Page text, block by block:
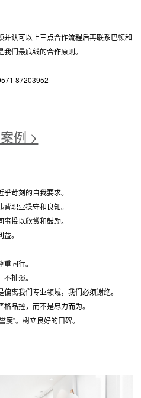
认可以上三点合作流程后再联系巴顿和
们最底线的合作原则。
87203952
例 >
苛刻的自我要求。
职业操守和良知。
投以欣赏和鼓励。
。
同行。
扯淡。
离我们专业领域，我们必须谢绝。
品控，而不是尽力而为。
”。树立良好的口碑。